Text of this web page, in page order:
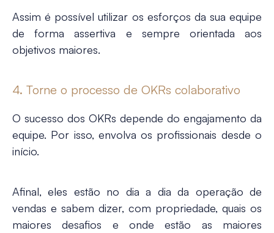
Assim é possível utilizar os esforços da sua equipe
de forma assertiva e sempre orientada aos
objetivos maiores.
4. Torne o processo de OKRs colaborativo
O sucesso dos OKRs depende do engajamento da
equipe. Por isso, envolva os profissionais desde o
início.
Afinal, eles estão no dia a dia da operação de
vendas e sabem dizer, com propriedade, quais os
maiores desafios e onde estão as maiores